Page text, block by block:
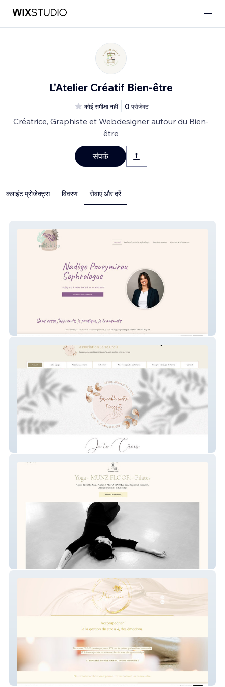
L'Atelier Créatif Bien-être
कोई समीक्षा नहीं 0 प्रोजेक्ट
Créatrice, Graphiste et Webdesigner autour du Bien-
être
संपर्क
क्लाइंट प्रोजेक्ट्स विवरण सेवाएं और दरें
NADEGE POUEYMIROU
Association Je Te Crois
Angélique Torres Munz Floor